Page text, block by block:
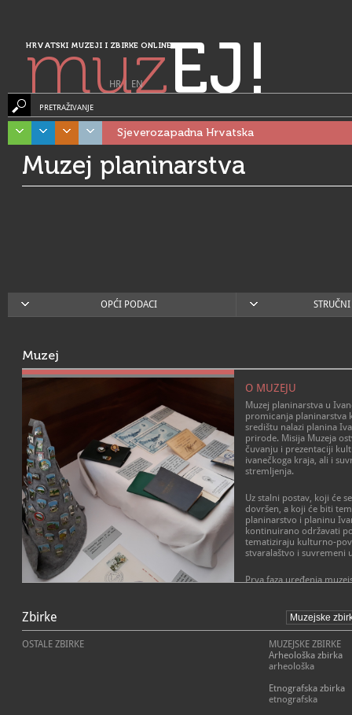
HRVATSKI MUZEJI I ZBIRKE ONLINE
muzEJ!
HR| EN
PRETRAŽIVANJE
Sjeverozapadna Hrvatska
Muzej planinarstva
OPĆI PODACI
Muzej
O MUZEJU
Muzej planinarstva u
promicanja planinarstva
središtu nalazi planina
prirode. Misija Muzeja
čuvanju i prezentaciji
ivanečkoga kraja, ali i
stremljenja.
Uz stalni postav, koji će
dovršen, a koji će biti
planinarstvo i planinu
kontinuirano održavati
tematiziraju kulturno-
stvaralaštvo i suvremeni
Prva faza uređenja
otvorenja najvećim se
provodi izložbena
cilj smart muzej nove
Muzej planinarstva u
godine, promiče
središtu nalazi planina
prirode. Misija Muzeja
prezentaciji kulturno-
suvremenih umjetničkih
Zbirke
OSTALE ZBIRKE
MUZEJSKE ZBIRKE
Arheološka zbirka
arheološka
Etnografska zbirka
etnografska